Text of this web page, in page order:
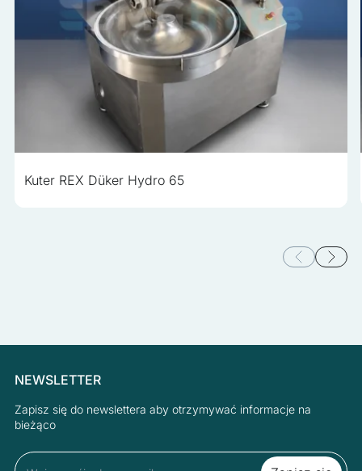
Kuter REX Düker Hydro 65
NEWSLETTER
Zapisz się do newslettera aby otrzymywać informacje na
bieżąco